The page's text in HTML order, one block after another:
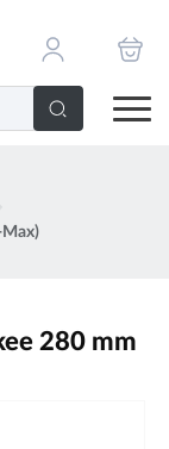
Max)
280 mm